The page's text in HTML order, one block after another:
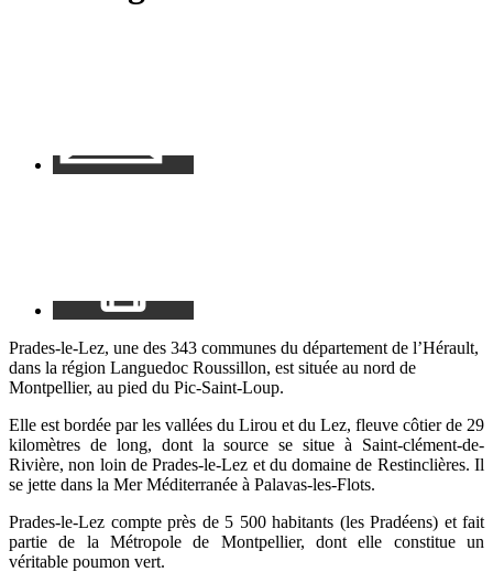
Prades-le-Lez, une des 343 communes du département de l’Hérault,
dans la région Languedoc Roussillon, est située au nord de
Montpellier, au pied du Pic-Saint-Loup.
Elle est bordée par les vallées du Lirou et du Lez, fleuve côtier de 29
kilomètres de long, dont la source se situe à Saint-clément-de-
Rivière, non loin de Prades-le-Lez et du domaine de Restinclières. Il
se jette dans la Mer Méditerranée à Palavas-les-Flots.
Prades-le-Lez compte près de 5 500 habitants (les Pradéens) et fait
partie de la Métropole de Montpellier, dont elle constitue un
véritable poumon vert.